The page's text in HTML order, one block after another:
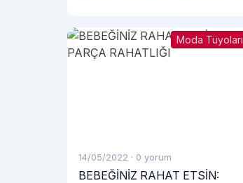
Moda Tüyoları
14/05/2022 · 0 yorum
BEBEĞİNİZ RAHAT ETSİN: